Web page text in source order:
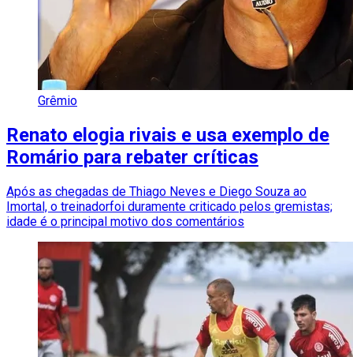
Grêmio
Renato elogia rivais e usa exemplo de
Romário para rebater críticas
Após as chegadas de Thiago Neves e Diego Souza ao
Imortal, o treinadorfoi duramente criticado pelos gremistas;
idade é o principal motivo dos comentários